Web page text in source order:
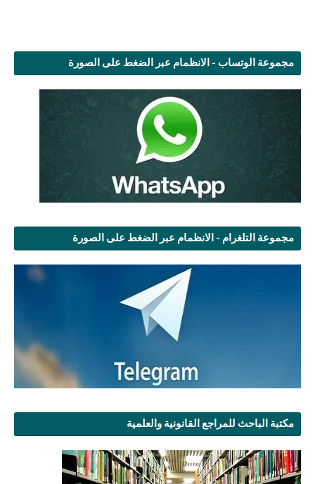
مجموعة الوتساب - الانظمام عبر الضغط على الصورة
مجموعة التلغرام - الانظمام عبر الضغط على الصورة
مكتبة الباحث للمراجع القانونية والعلمية